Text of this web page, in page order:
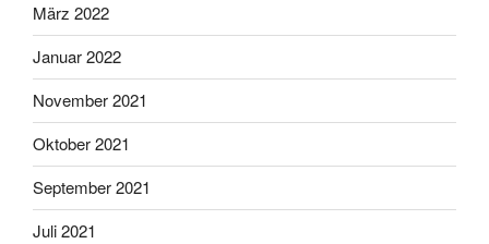
März 2022
Januar 2022
November 2021
Oktober 2021
September 2021
Juli 2021